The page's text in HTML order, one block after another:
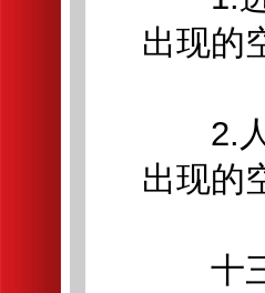
出现的
2.人
出现的
十三